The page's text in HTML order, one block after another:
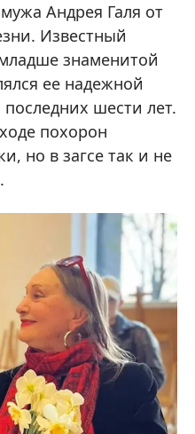
Андрея Галя от
Известный
знаменитой
ее надежной
шести лет.
похорон
но в загсе так и не
.